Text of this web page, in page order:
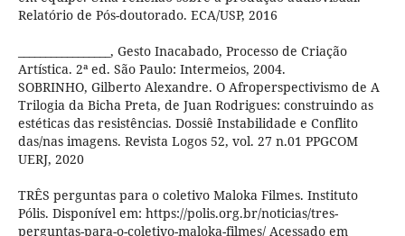
Relatório de Pós-doutorado. ECA/USP, 2016
_________________, Gesto Inacabado, Processo de Criação
Artística. 2ª ed. São Paulo: Intermeios, 2004.
SOBRINHO, Gilberto Alexandre. O Afroperspectivismo de A
Trilogia da Bicha Preta, de Juan Rodrigues: construindo as
estéticas das resistências. Dossiê Instabilidade e Conflito
das/nas imagens. Revista Logos 52, vol. 27 n.01 PPGCOM
UERJ, 2020
TRÊS perguntas para o coletivo Maloka Filmes. Instituto
Pólis. Disponível em: https://polis.org.br/noticias/tres-
perguntas-para-o-coletivo-maloka-filmes/ Acessado em